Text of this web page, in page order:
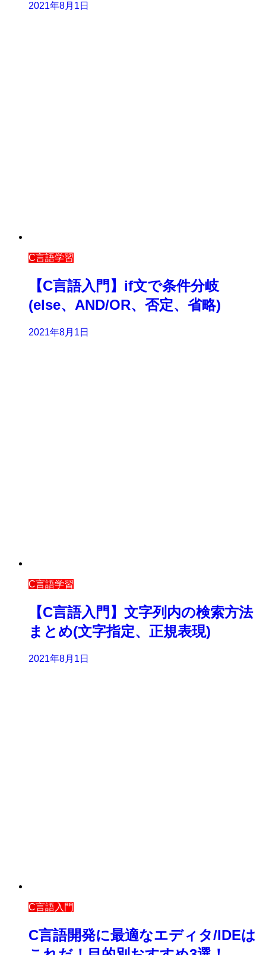
2021年8月1日
C言語学習
【C言語入門】if文で条件分岐
(else、AND/OR、否定、省略)
2021年8月1日
C言語学習
【C言語入門】文字列内の検索方法
まとめ(文字指定、正規表現)
2021年8月1日
C言語入門
C言語開発に最適なエディタ/IDEは